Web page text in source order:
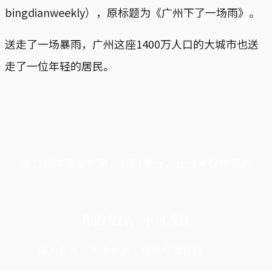
bingdianweekly），原标题为《广州下了一场雨》。
送走了一场暴雨，广州这座1400万人口的大城市也送
走了一位年轻的居民。